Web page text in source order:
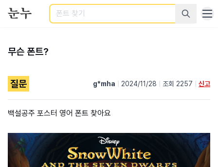
검색
무슨 폰트?
질문 g*mha 2024/11/28 조회 2257 신고
백설공주 포스터 영어 폰트 찾아요